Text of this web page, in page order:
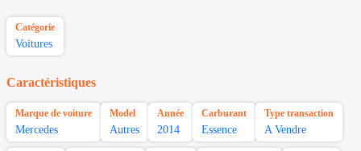
Catégorie
Voitures
Caractéristiques
Marque de voiture
Mercedes
Model
Autres
Année
2014
Carburant
Essence
Type transaction
A Vendre